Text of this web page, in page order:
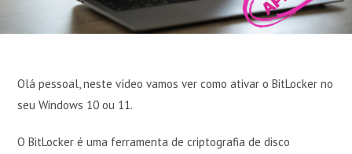
Olá pessoal, neste vídeo vamos ver como ativar o BitLocker no
seu Windows 10 ou 11.
O BitLocker é uma ferramenta de criptografia de disco